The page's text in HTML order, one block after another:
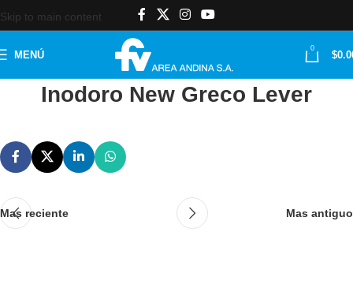
Skip to main content
MENÚ
0
$
Inodoro New Greco Lever
Mas reciente Mas antiguo